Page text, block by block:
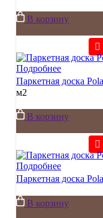
В корзину
Подробнее
Паркетная доска
м2
В корзину
Подробнее
Паркетная доска
В корзину